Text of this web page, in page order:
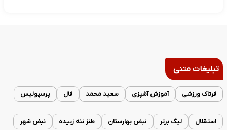
تبلیغات متنی
فرتاک ورزشی آموزش آشپزی سعید محمد فال پرسپولیس
استقلال لیگ برتر نبض بهارستان طنز ننه زبیده نبض شهر